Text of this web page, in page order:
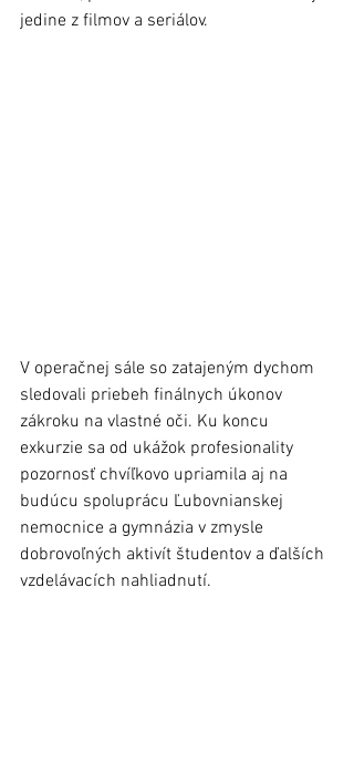
jedine z filmov a seriálov.
V operačnej sále so zatajeným dychom
sledovali priebeh finálnych úkonov
zákroku na vlastné oči. Ku koncu
exkurzie sa od ukážok profesionality
pozornosť chvíľkovo upriamila aj na
budúcu spoluprácu Ľubovnianskej
nemocnice a gymnázia v zmysle
dobrovoľných aktivít študentov a ďalších
vzdelávacích nahliadnutí.